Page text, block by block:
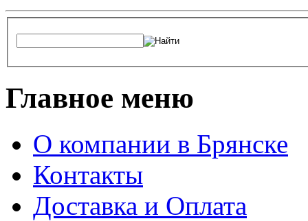
Главное меню
О компании в Брянске
Контакты
Доставка и Оплата